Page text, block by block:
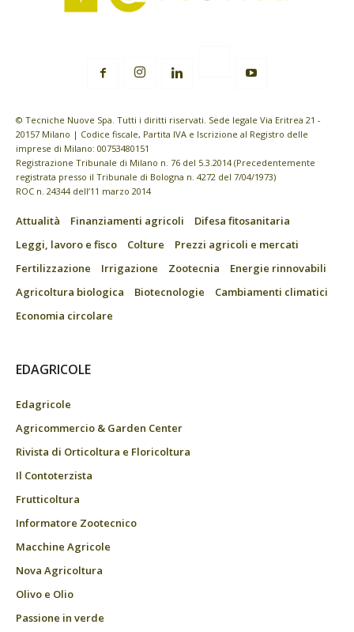
© Tecniche Nuove Spa. Tutti i diritti riservati. Sede legale Via Eritrea 21 -
20157 Milano | Codice fiscale, Partita IVA e Iscrizione al Registro delle
imprese di Milano: 00753480151
Registrazione Tribunale di Milano n. 76 del 5.3.2014 (Precedentemente
registrata presso il Tribunale di Bologna n. 4272 del 7/04/1973)
ROC n. 24344 dell’11 marzo 2014
Attualità Finanziamenti agricoli
Difesa fitosanitaria
Leggi, lavoro e fisco
Colture
Prezzi agricoli e mercati
Fertilizzazione
Irrigazione Zootecnia
Energie rinnovabili
Agricoltura biologica
Biotecnologie
Cambiamenti climatici
Economia circolare
EDAGRICOLE
Edagricole
Agricommercio & Garden Center
Rivista di Orticoltura e Floricoltura
Il Contoterzista
Frutticoltura
Informatore Zootecnico
Macchine Agricole
Nova Agricoltura
Olivo e Olio
Passione in verde